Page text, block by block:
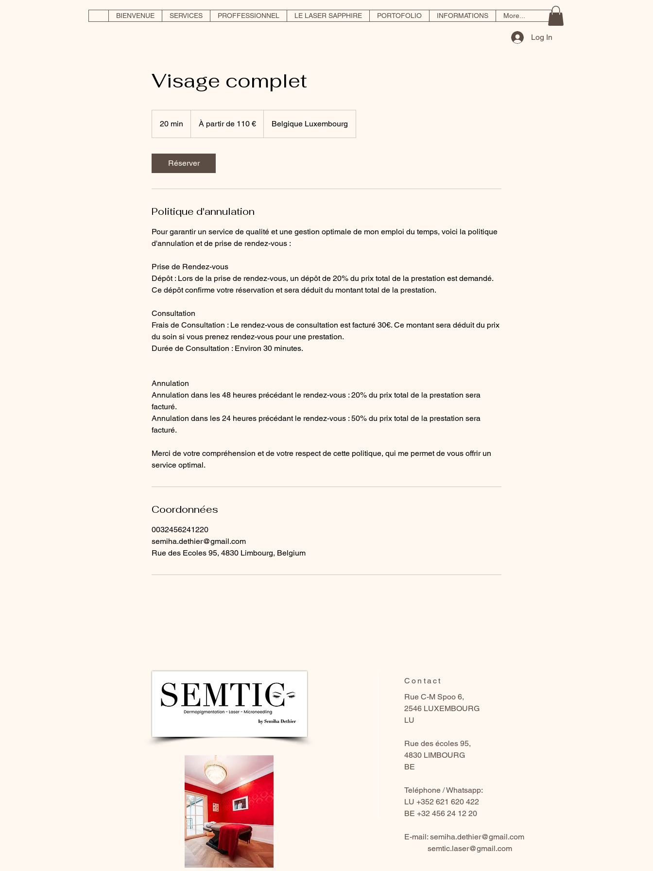
BIENVENUE SERVICES PROFFESSIONNEL LE LASER SAPPHIRE PORTOFOLIO INFORMATIONS More...
Log In
Visage complet
20 min À partir de 110 € Belgique Luxembourg
Réserver
Politique d'annulation
Pour garantir un service de qualité et une gestion optimale de mon emploi du temps, voici la politique
d'annulation et de prise de rendez-vous :
Prise de Rendez-vous
Dépôt : Lors de la prise de rendez-vous, un dépôt de 20% du prix total de la prestation est demandé.
Ce dépôt confirme votre réservation et sera déduit du montant total de la prestation.
Consultation
Frais de Consultation : Le rendez-vous de consultation est facturé 30€. Ce montant sera déduit du prix
du soin si vous prenez rendez-vous pour une prestation.
Durée de Consultation : Environ 30 minutes.
Annulation
Annulation dans les 48 heures précédant le rendez-vous : 20% du prix total de la prestation sera
facturé.
Annulation dans les 24 heures précédant le rendez-vous : 50% du prix total de la prestation sera
facturé.
Merci de votre compréhension et de votre respect de cette politique, qui me permet de vous offrir un
Coordonnées
0032456241220
semiha.dethier@gmail.com
Rue des Ecoles 95, 4830 Limbourg, Belgium
Contact
Rue C-M Spoo 6,
2546 LUXEMBOURG
LU
Rue des écoles 95,
4830 LIMBOURG
BE
Teléphone / Whatsapp:
LU +352 621 620 422
BE +32 456 24 12 20
E-mail: semiha.dethier@gmail.com
semtic.laser@gmail.com